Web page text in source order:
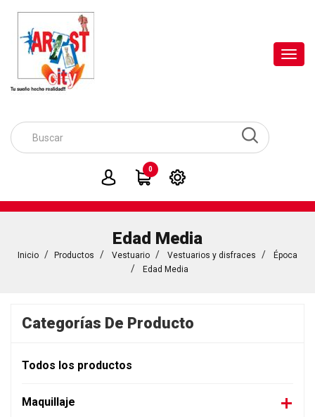
0
Edad Media
Inicio Productos Vestuario Vestuarios y disfraces
Época
Edad Media
Categorías De Producto
Todos los productos
Maquillaje